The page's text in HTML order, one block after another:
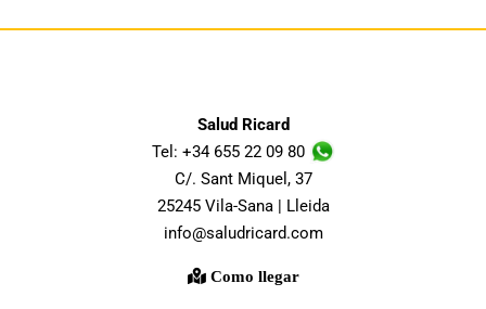
Salud Ricard
Tel: +34 655 22 09 80
C/. Sant Miquel, 37
25245 Vila-Sana | Lleida
info@saludricard.com
Como llegar